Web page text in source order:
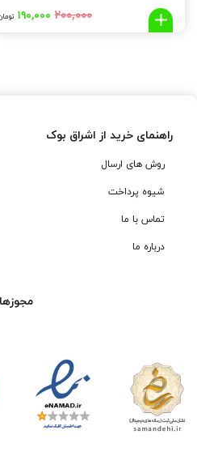
۲۰۰,۰۰۰ قیمت
۱۹۰,۰۰۰
راهنمای خرید از اشراق بوک
روش های ارسال
شیوه پرداخت
تماس با ما
درباره ما
مجوزها